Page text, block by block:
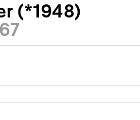
(*1948)